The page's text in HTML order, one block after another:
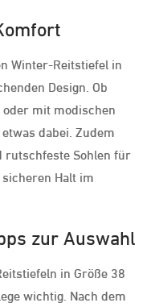
Winter-Reitstiefel in
Design. Ob
mit modischen
dabei. Zudem
rutschfeste Sohlen für
Halt im
zur Auswahl
in Größe 38
wichtig. Nach dem